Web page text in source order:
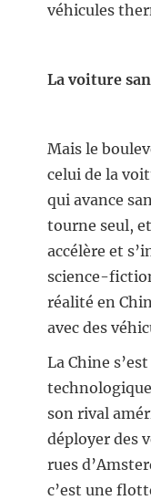
véhicules
La voiture
Mais le
celui de la
qui avance
tourne seul,
accélère et
science-
réalité en
avec des
La Chine
son rival
déployer des
rues
c’est une